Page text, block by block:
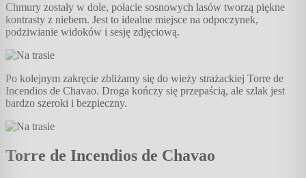
Chmury zostały w dole, połacie sosnowych lasów tworzą piękne
kontrasty z niebem. Jest to idealne miejsce na odpoczynek,
podziwianie widoków i sesję zdjęciową.
Po kolejnym zakręcie zbliżamy się do wieży strażackiej Torre de
Incendios de Chavao. Droga kończy się przepaścią, ale szlak jest
bardzo szeroki i bezpieczny.
Torre de Incendios de Chavao